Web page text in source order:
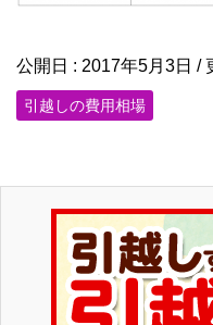
公開日 : 2017年5月3日 /
引越しの費用相場